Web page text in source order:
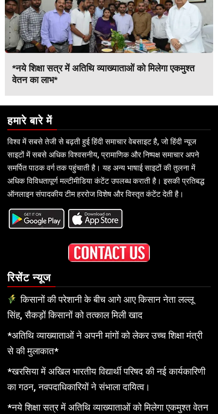
*नये शिक्षा सत्र में अतिथि व्याख्याताओं को मिलेगा एकमुश्त
वेतन का लाभ*
हमारे बारे में
विश्व में सबसे तेजी से बढ़ती हुई हिंदी समाचार वेबसाइट है, जो हिंदी न्यूज
साइटों में सबसे अधिक विश्वसनीय, प्रामाणिक और निष्पक्ष समाचार अपने
समर्पित पाठक वर्ग तक पहुंचाती है। यह अन्य भाषाई साइटों की तुलना में
अधिक विविधतापूर्ण मल्टीमीडिया कंटेंट उपलब्ध कराती है। इसकी प्रतिबद्ध
ऑनलाइन संपादकीय टीम हररोज विशेष और विस्तृत कंटेंट देती है।
रिसेंट न्यूज
किसानों की परेशानी के बीच आगे आए किसान नेता लल्लू
सिंह, सैकड़ों किसानों को तत्काल मिली खाद
*अतिथि व्याख्याताओं ने अपनी मांगों को लेकर उच्च शिक्षा मंत्री
से की मुलाकात*
*खरसिया में अखिल भारतीय विद्यार्थी परिषद की नई कार्यकारिणी
का गठन, नवपदाधिकारियों ने संभाला दायित्व।
*नये शिक्षा सत्र में अतिथि व्याख्याताओं को मिलेगा एकमुश्त वेतन